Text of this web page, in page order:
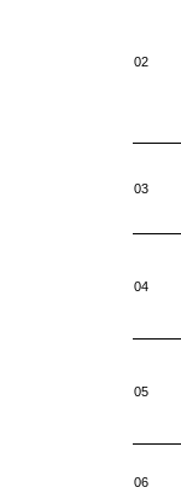
02
03
04
05
06